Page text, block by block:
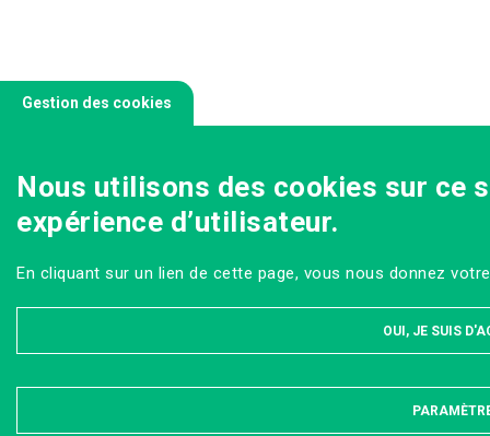
Gestion des cookies
Nous utilisons des cookies sur ce
expérience d’utilisateur.
En cliquant sur un lien de cette page, vous nous donnez
OUI, JE SUIS